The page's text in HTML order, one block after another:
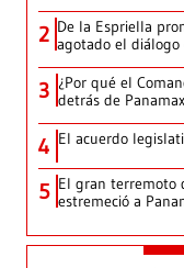
2 De la Espriella
agotado el diálogo
3 ¿Por qué el
detrás de Panamax
4 El acuerdo
5 El gran terremoto
estremeció a